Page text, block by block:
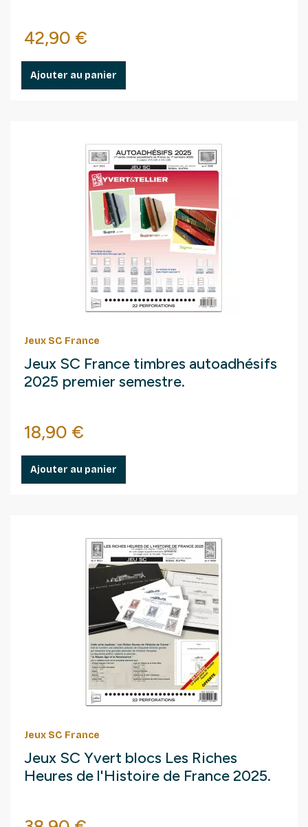
Prix
42,90 €
Ajouter au panier
Jeux SC France
Jeux SC France timbres autoadhésifs
2025 premier semestre.
Prix
18,90 €
Ajouter au panier
Jeux SC France
Jeux SC Yvert blocs Les Riches
Heures de l'Histoire de France 2025.